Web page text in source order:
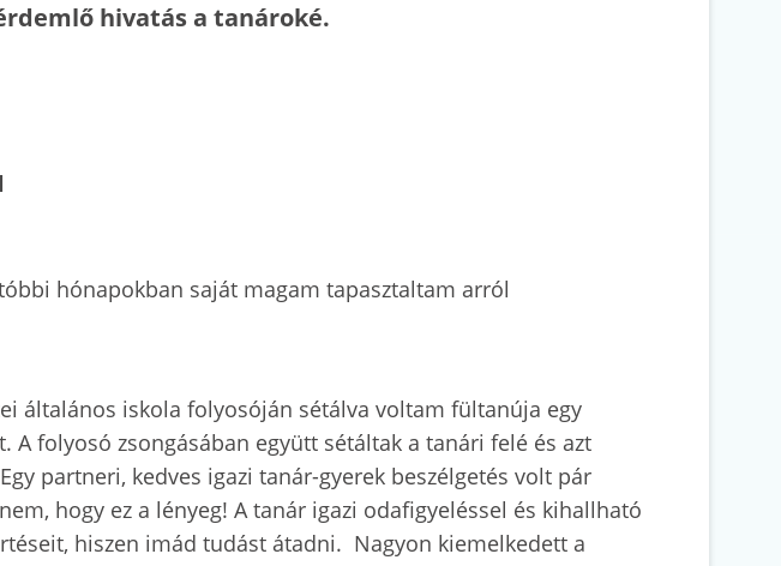
hivatás a tanároké.
hónapokban saját magam tapasztaltam arról
általános iskola folyosóján sétálva voltam fültanúja egy
folyosó zsongásában együtt sétáltak a tanári felé és azt
partneri, kedves igazi tanár-gyerek beszélgetés volt pár
hogy ez a lényeg! A tanár igazi odafigyeléssel és kihallható
hiszen imád tudást átadni. Nagyon kiemelkedett a